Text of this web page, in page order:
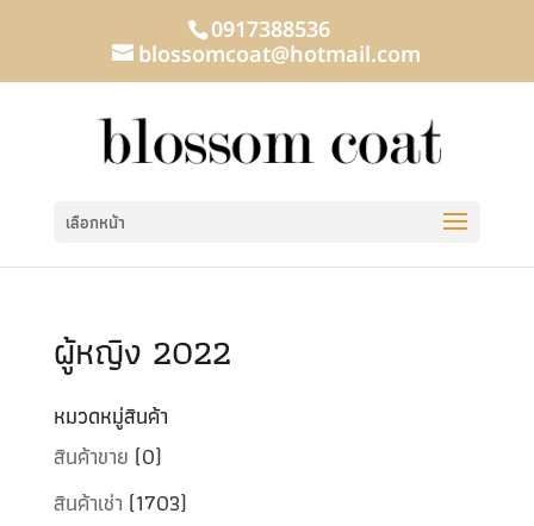
0917388536
blossomcoat@hotmail.com
เลือกหน้า
ผู้หญิง 2022
หมวดหมู่สินค้า
สินค้าขาย (0)
สินค้าเช่า (1703)